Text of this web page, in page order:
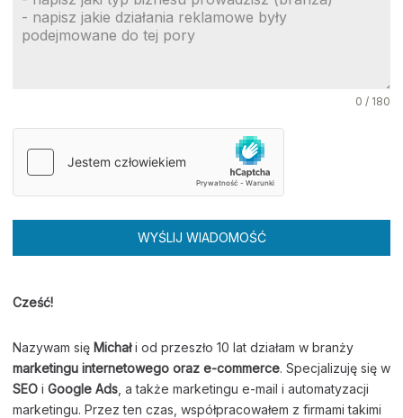
0 / 180
WYŚLIJ WIADOMOŚĆ
Cześć!
Nazywam się Michałi od przeszło 10 lat działam w branży
marketingu internetowego oraz e-commerce. Specjalizuję się w
SEO i Google Ads , a także marketingu e-mail i automatyzacji
marketingu. Przez ten czas, współpracowałem z firmami takimi